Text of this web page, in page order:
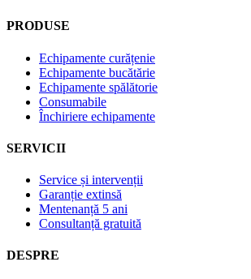
0V0611D
PRODUSE
Echipamente curățenie
Echipamente bucătărie
Echipamente spălătorie
Consumabile
Închiriere echipamente
SERVICII
Service și intervenții
Garanție extinsă
Mentenanță 5 ani
Consultanță gratuită
DESPRE